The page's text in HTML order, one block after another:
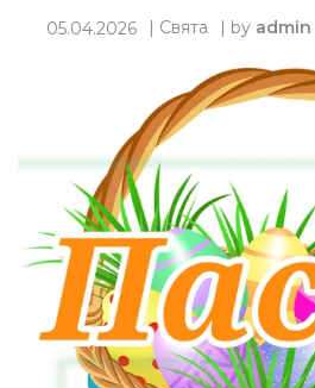
05.04.2026 | Свята | by admin